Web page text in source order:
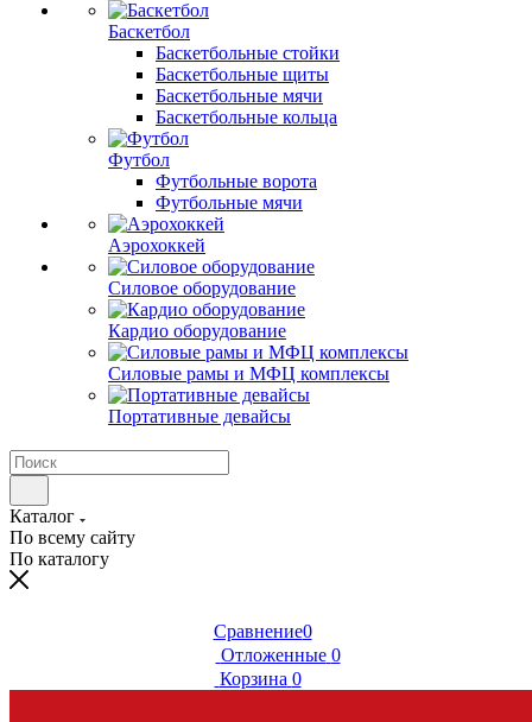
Баскетбол
Баскетбольные стойки
Баскетбольные щиты
Баскетбольные мячи
Баскетбольные кольца
Футбол
Футбольные ворота
Футбольные мячи
Аэрохоккей
Силовое оборудование
Кардио оборудование
Силовые рамы и МФЦ комплексы
Портативные девайсы
Каталог
По всему сайту
По каталогу
Сравнение0
Отложенные 0
Корзина 0